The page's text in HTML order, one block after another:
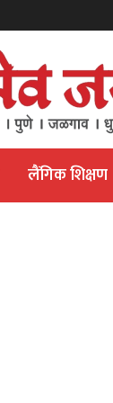
लैंगिक शिक्षण